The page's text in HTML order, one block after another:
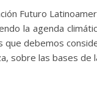
Futuro
la agenda
debemos
sobre las bases de